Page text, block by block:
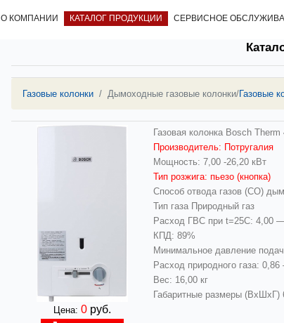
О КОМПАНИИ КАТАЛОГ ПРОДУКЦИИ СЕРВИСНОЕ
Газовые колонки Дымоходные газовые колонки/Газовые
Цена: 0 руб.
Газовая колонка Bosch
Производитель: Потругалия
Мощность: 7,00 -26,20 кВт
Тип розжига: пьезо (кнопка)
Способ отвода газов (CO)
Тип газа Природный газ
Расход ГВС при t=25С: 4,00
КПД: 89%
Минимальное давление
Расход природного газа:
Вес: 16,00 кг
Габаритные размеры (ВхШхГ)